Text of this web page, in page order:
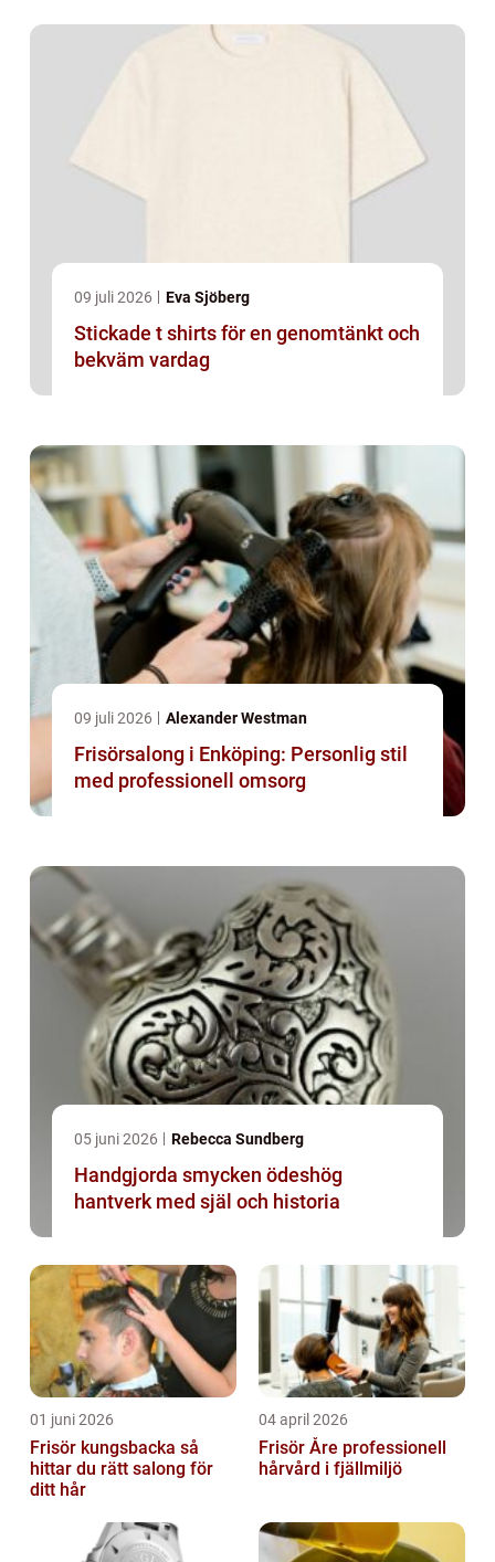
09 juli 2026 Eva Sjöberg
Stickade t shirts för en genomtänkt och
bekväm vardag
09 juli 2026 Alexander Westman
Frisörsalong i Enköping: Personlig stil
med professionell omsorg
05 juni 2026 Rebecca Sundberg
Handgjorda smycken ödeshög
hantverk med själ och historia
01 juni 2026
Frisör kungsbacka så
hittar du rätt salong för
ditt hår
04 april 2026
Frisör Åre professionell
hårvård i fjällmiljö